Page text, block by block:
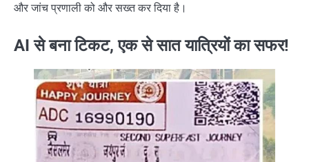
और जांच प्रणाली को और सख्त कर दिया है।
AI से बना टिकट, एक से सात यात्रियों का सफर!